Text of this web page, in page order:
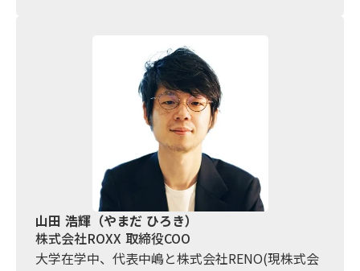
山田 浩輝（やまだ ひろき）
株式会社ROXX 取締役COO
大学在学中、代表中嶋と株式会社RENO(現株式会